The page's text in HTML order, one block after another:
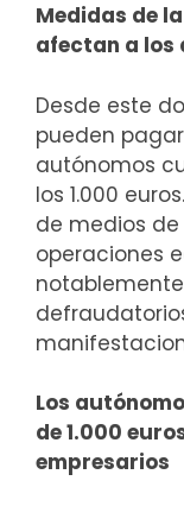
Medidas de
afectan a los
Desde este
pueden
autónomos
los 1.000
de medios
operaciones
Los
de 1.000
empresarios